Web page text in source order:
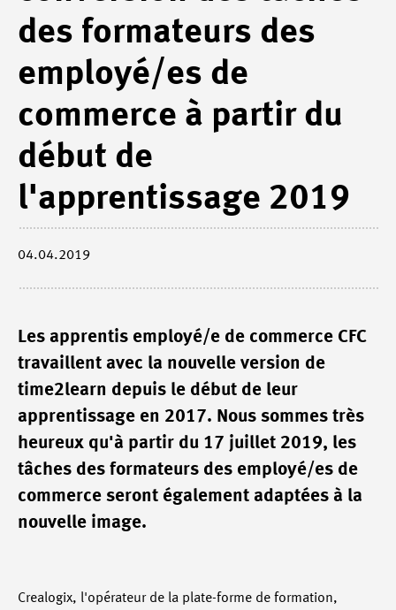
des formateurs des
employé/es de
commerce à partir du
début de
l'apprentissage 2019
04.04.2019
Les apprentis employé/e de commerce CFC
travaillent avec la nouvelle version de
time2learn depuis le début de leur
apprentissage en 2017. Nous sommes très
heureux qu'à partir du 17 juillet 2019, les
tâches des formateurs des employé/es de
commerce seront également adaptées à la
nouvelle image.
Crealogix, l'opérateur de la plate-forme de formation,